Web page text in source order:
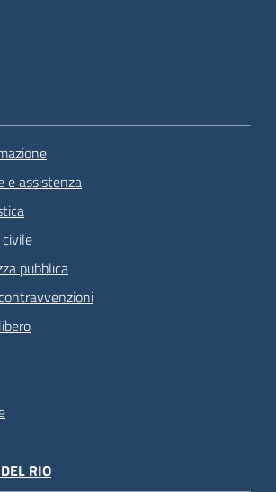
e assistenza
pubblica
RIO